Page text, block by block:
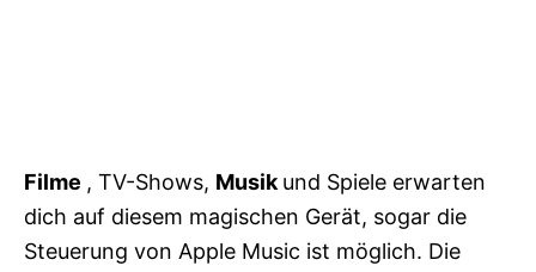
Filme , TV-Shows, Musikund Spiele erwarten
dich auf diesem magischen Gerät, sogar die
Steuerung von Apple Music ist möglich. Die